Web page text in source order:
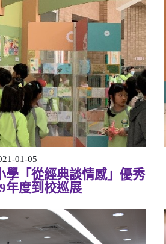
01-05
學「從經典談情感」優秀
年度到校巡展